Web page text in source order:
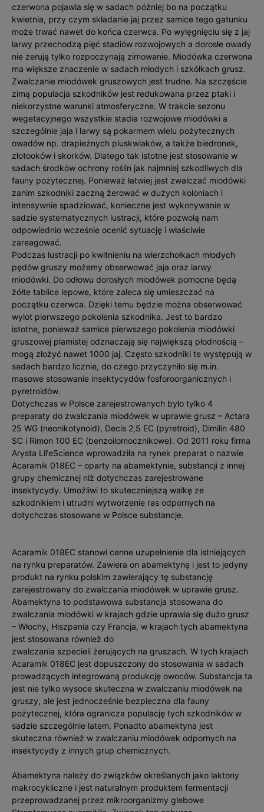
czerwona pojawia się w sadach później bo na początku
kwietnia, przy czym składanie jaj przez samice tego gatunku
może trwać nawet do końca czerwca. Po wylęgnięciu się z jaj
larwy przechodzą pięć stadiów rozwojowych a dorosłe owady
nie żerują tylko rozpoczynają zimowanie. Miodówka czerwona
ma większe znaczenie w sadach młodych i szkółkach grusz.
Zwalczanie miodówek gruszowych jest trudne. Na szczęście
zimą populacja szkodników jest redukowana przez ptaki i
niekorzystne warunki atmosferyczne. W trakcie sezonu
wegetacyjnego wszystkie stadia rozwojowe miodówki a
szczególnie jaja i larwy są pokarmem wielu pożytecznych
owadów np. drapieżnych pluskwiaków, a także biedronek,
złotooków i skorków. Dlatego tak istotne jest stosowanie w
sadach środków ochrony roślin jak najmniej szkodliwych dla
fauny pożytecznej. Ponieważ łatwiej jest zwalczać miodówki
zanim szkodniki zaczną żerować w dużych koloniach i
intensywnie spadziować, konieczne jest wykonywanie w
sadzie systematycznych lustracji, które pozwolą nam
odpowiednio wcześnie ocenić sytuację i właściwie
zareagować.
Podczas lustracji po kwitnieniu na wierzchołkach młodych
pędów gruszy możemy obserwować jaja oraz larwy
miodówki. Do odłowu dorosłych miodówek pomocne będą
żółte tablice lepowe, które zaleca się umieszczać na
początku czerwca. Dzięki temu będzie można obserwować
wylot pierwszego pokolenia szkodnika. Jest to bardzo
istotne, ponieważ samice pierwszego pokolenia miodówki
gruszowej plamistej odznaczają się największą płodnością –
mogą złożyć nawet 1000 jaj. Często szkodniki te występują w
sadach bardzo licznie, do czego przyczyniło się m.in.
masowe stosowanie insektycydów fosforoorganicznych i
pyretroidów.
Dotychczas w Polsce zarejestrowanych było tylko 4
preparaty do zwalczania miodówek w uprawie grusz – Actara
25 WG (neonikotynoid), Decis 2,5 EC (pyretroid), Dimilin 480
SC i Rimon 100 EC (benzoilomocznikowe). Od 2011 roku firma
Arysta LifeScience wprowadziła na rynek preparat o nazwie
Acaramik 018EC – oparty na abamektynie, substancji z innej
grupy chemicznej niż dotychczas zarejestrowane
insektycydy. Umożliwi to skuteczniejszą walkę ze
szkodnikiem i utrudni wytworzenie ras odpornych na
dotychczas stosowane w Polsce substancje.
Acaramik 018EC stanowi cenne uzupełnienie dla istniejących
na rynku preparatów. Zawiera on abamektynę i jest to jedyny
produkt na rynku polskim zawierający tę substancję
zarejestrowany do zwalczania miodówek w uprawie grusz.
Abamektyna to podstawowa substancja stosowana do
zwalczania miodówki w krajach gdzie uprawia się dużo grusz
– Włochy, Hiszpania czy Francja, w krajach tych abamektyna
jest stosowana również do
zwalczania szpecieli żerujących na gruszach. W tych krajach
Acaramik 018EC jest dopuszczony do stosowania w sadach
prowadzących integrowaną produkcję owoców. Substancja ta
jest nie tylko wysoce skuteczna w zwalczaniu miodówek na
gruszy, ale jest jednocześnie bezpieczna dla fauny
pożytecznej, która ogranicza populację tych szkodników w
sadzie szczególnie latem. Ponadto abamektyna jest
skuteczna również w zwalczaniu miodówek odpornych na
insektycydy z innych grup chemicznych.
Abamektyna należy do związków określanych jako laktony
makrocykliczne i jest naturalnym produktem fermentacji
przeprowadzanej przez mikroorganizmy glebowe